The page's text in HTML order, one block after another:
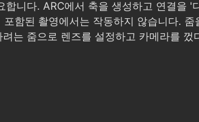
니다. ARC에서 축을 생성하고 연결을 '
함된 촬영에서는 작동하지 않습니다. 줌
는 줌으로 렌즈를 설정하고 카메라를 껐